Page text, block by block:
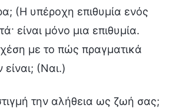
(Η υπέροχη επιθυμία ενός
είναι μόνο μια επιθυμία.
με το πώς πραγματικά
είναι; (Ναι.)
την αλήθεια ως ζωή σας;